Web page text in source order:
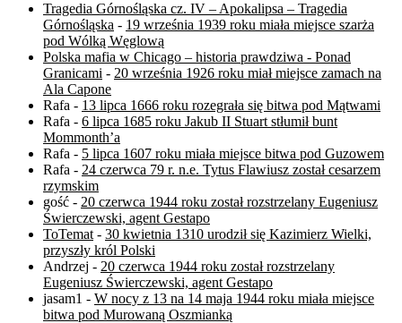
Tragedia Górnośląska cz. IV – Apokalipsa – Tragedia
Górnośląska - 19 września 1939 roku miała miejsce szarża
pod Wólką Węglową
Polska mafia w Chicago – historia prawdziwa - Ponad
Granicami - 20 września 1926 roku miał miejsce zamach na
Ala Capone
Rafa - 13 lipca 1666 roku rozegrała się bitwa pod Mątwami
Rafa - 6 lipca 1685 roku Jakub II Stuart stłumił bunt
Mommonth’a
Rafa - 5 lipca 1607 roku miała miejsce bitwa pod Guzowem
Rafa - 24 czerwca 79 r. n.e. Tytus Flawiusz został cesarzem
rzymskim
gość - 20 czerwca 1944 roku został rozstrzelany Eugeniusz
Świerczewski, agent Gestapo
ToTemat - 30 kwietnia 1310 urodził się Kazimierz Wielki,
przyszły król Polski
Andrzej - 20 czerwca 1944 roku został rozstrzelany
Eugeniusz Świerczewski, agent Gestapo
jasam1 - W nocy z 13 na 14 maja 1944 roku miała miejsce
bitwa pod Murowaną Oszmianką